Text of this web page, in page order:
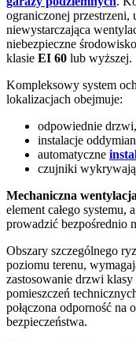
ograniczonej przestrzeni,
niewystarczająca
niebezpieczne
klasie EI 60 lub wyższej.
Kompleksowy system
lokalizacjach obejmuje:
odpowiednie drzwi,
instalacje
automatyczne
czujniki
Mechaniczna
element całego systemu,
prowadzić bezpośrednio
Obszary szczególnego
poziomu terenu,
zastosowanie drzwi klasy
pomieszczeń
połączona odporność
bezpieczeństwa.